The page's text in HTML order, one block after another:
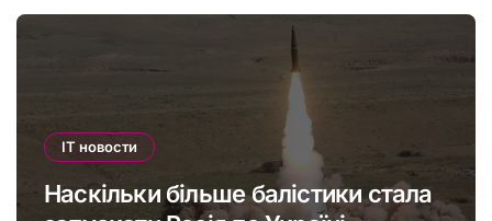
IT новости
Наскільки більше балістики стала